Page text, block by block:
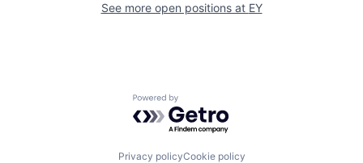
See more open positions at EY
Powered by Getro.com
Privacy policyCookie policy